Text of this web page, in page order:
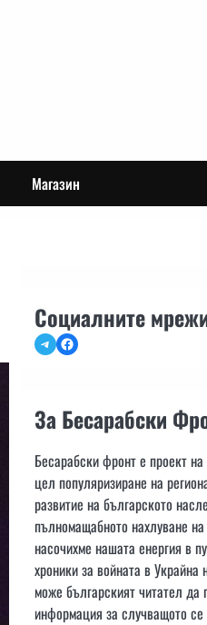
Магазин
Социалните
TelegramFacebook
За Бесарабски
Бесарабски фронт е проект
цел популяризиране на
развитие на българското
пълномащабното нахлуване
насочихме нашата енергия в
хроники за войната в Украйна
може българският читател да
информация за случващото